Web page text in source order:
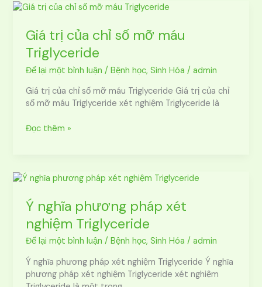
Giá trị của chỉ số mỡ máu
Triglyceride
Để lại một bình luận /Bệnh học,Sinh Hóa /admin
Giá trị của chỉ số mỡ máu Triglyceride Giá trị của chỉ
số mỡ máu Triglyceride xét nghiệm Triglyceride là
Giá
của
chỉ
số
mỡ
Triglyceride
Đọc thêm »
Ý nghĩa phương pháp xét
nghiệm Triglyceride
Để lại một bình luận /Bệnh học,Sinh Hóa /admin
Ý nghĩa phương pháp xét nghiệm Triglyceride Ý nghĩa
phương pháp xét nghiệm Triglyceride xét nghiệm
Ý
phương
pháp
xét
nghiệm